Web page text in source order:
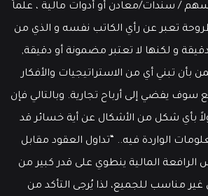
/ سندات/معادن أو أدوات مالية ، علماً
تعبر عن رأي الكاتب نفسه و الذي من
و لكنها لا تعتبر مضمونة أو دقيقة,
بأن تبني أي من الاستراتيجيات والأفكار
سوف يفضي إلى أرباح تجارية. وبالتالي فإن
بأي شكل من الأشكال عن أية خسائر قد
الواردة فيه.. “تداول العقود مقابل
المالية ينطوي على قدر كبير من
مناسب للجميع، لذا يُرجى التأكد من